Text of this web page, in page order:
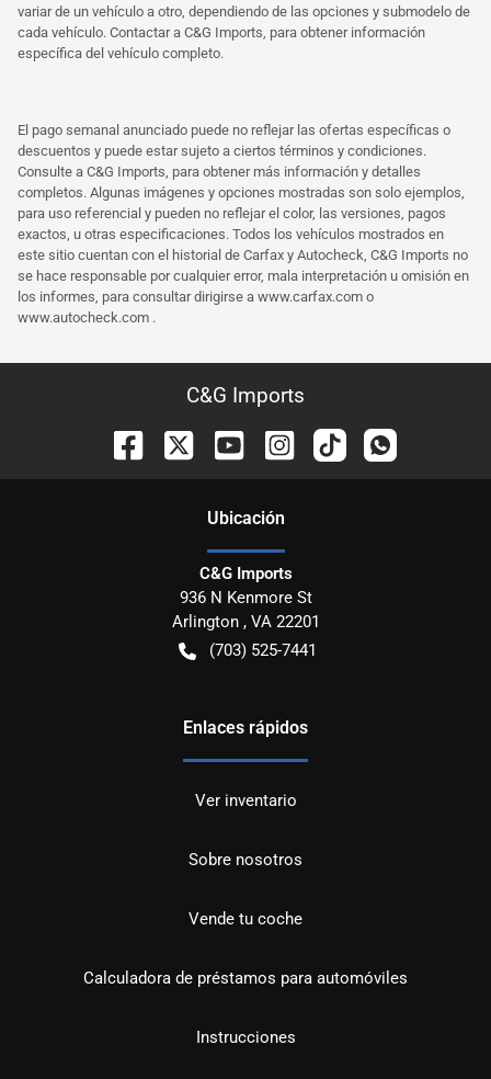
variar de un vehículo a otro, dependiendo de las opciones y submodelo de
cada vehículo. Contactar a C&G Imports, para obtener información
específica del vehículo completo.
El pago semanal anunciado puede no reflejar las ofertas específicas o
descuentos y puede estar sujeto a ciertos términos y condiciones.
Consulte a C&G Imports, para obtener más información y detalles
completos. Algunas imágenes y opciones mostradas son solo ejemplos,
para uso referencial y pueden no reflejar el color, las versiones, pagos
exactos, u otras especificaciones. Todos los vehículos mostrados en
este sitio cuentan con el historial de Carfax y Autocheck, C&G Imports no
se hace responsable por cualquier error, mala interpretación u omisión en
los informes, para consultar dirigirse a www.carfax.com o
www.autocheck.com .
C&G Imports
Ubicación
C&G Imports
936 N Kenmore St
Arlington, VA 22201
(703) 525-7441
Enlaces rápidos
Ver inventario
Sobre nosotros
Vende tu coche
Calculadora de préstamos para automóviles
Instrucciones